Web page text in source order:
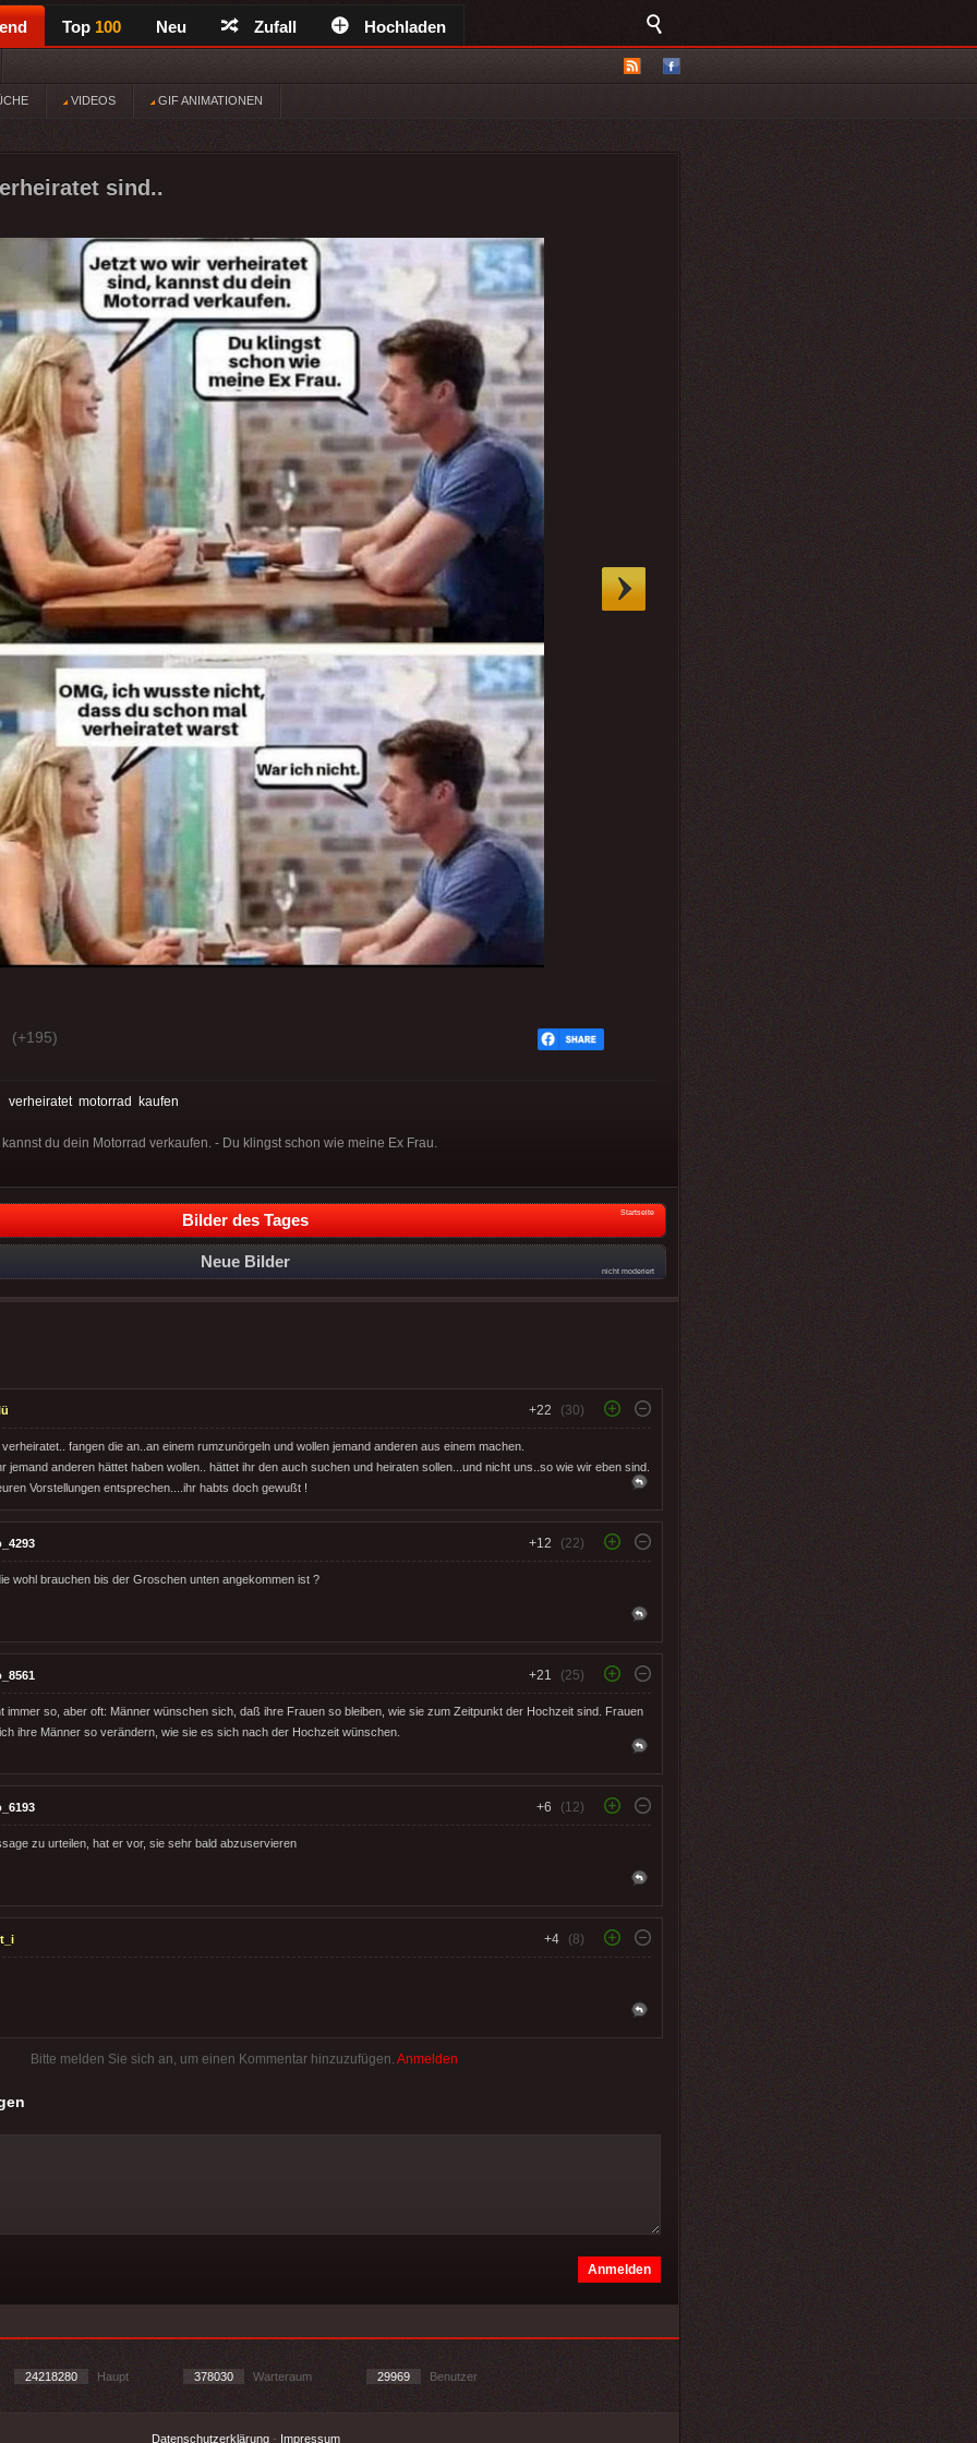
Top 100 Neu Zufall Hochladen
VIDEOS GIF ANIMATIONEN
sind..
(+195)
verheiratet motorrad kaufen
du dein Motorrad verkaufen. - Du klingst schon wie meine Ex Frau.
Bilder des Tages Startseite
Neue Bilder
nicht moderiert
+22 (30)
fangen die an..an einem rumzunörgeln und wollen jemand anderen aus einem machen.
jemand anderen hättet haben wollen.. hättet ihr den auch suchen und heiraten sollen...und nicht uns..so wie wir eben sind.
Vorstellungen entsprechen....ihr habts doch gewußt !
+12 (22)
wohl brauchen bis der Groschen unten angekommen ist ?
+21 (25)
immer so, aber oft: Männer wünschen sich, daß ihre Frauen so bleiben, wie sie zum Zeitpunkt der Hochzeit sind. Frauen
ihre Männer so verändern, wie sie es sich nach der Hochzeit wünschen.
+6 (12)
zu urteilen, hat er vor, sie sehr bald abzuservieren
+4 (8)
Bitte melden Sie sich an, um einen Kommentar hinzuzufügen. Anmelden
24218280 Haupt 378030 Warteraum 29969 Benutzer
Datenschutzerklärung- Impressum